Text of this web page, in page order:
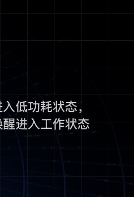
低功耗状态，
进入工作状态